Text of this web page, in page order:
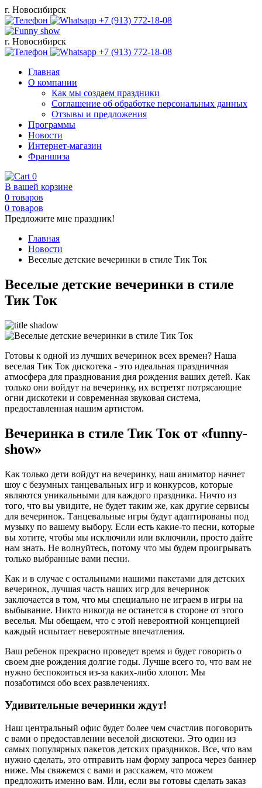
г. Новосибирск
+7 (913) 772-18-08
г. Новосибирск
+7 (913) 772-18-08
Главная
О компании
Как мы создаем праздники
Соглашение об обработке персональных данных
Отзывы и предложения
Программы
Новости
Интернет-магазин
Франшиза
0
В вашей корзине
0 товаров
0 товаров
Предложите мне праздник!
Главная
Новости
Веселые детские вечеринки в стиле Тик Ток
Веселые детские вечеринки в стиле
Тик Ток
Готовы к одной из лучших вечеринок всех времен? Наша
веселая Тик Ток дискотека - это идеальная праздничная
атмосфера для празднования дня рождения ваших детей. Как
только они войдут на вечеринку, их встретят потрясающие
огни дискотеки и современная звуковая система,
предоставленная нашим артистом.
Вечеринка в стиле Тик Ток от «funny-
show»
Как только дети войдут на вечеринку, наш аниматор начнет
шоу с безумных танцевальных игр и конкурсов, которые
являются уникальными для каждого праздника. Ничто из
того, что вы увидите, не будет таким же, как другие сервисы
для вечеринок. Танцевальные игры будут адаптированы под
музыку по вашему выбору. Если есть какие-то песни, которые
вы хотите, чтобы мы исключили или включили, просто дайте
нам знать. Не волнуйтесь, потому что мы будем проигрывать
только выбранные вами песни.
Как и в случае с остальными нашими пакетами для детских
вечеринок, лучшая часть наших игр для вечеринок
заключается в том, что мы специально не играем в игры на
выбывание. Никто никогда не останется в стороне от этого
веселья. Мы обещаем, что с этой невероятной концепцией
каждый испытает невероятные впечатления.
Ваш ребенок прекрасно проведет время и будет говорить о
своем дне рождения долгие годы. Лучше всего то, что вам не
нужно беспокоиться из-за каких-либо хлопот. Мы
позаботимся обо всех развлечениях.
Удивительные вечеринки ждут!
Наш центральный офис будет более чем счастлив поговорить
с вами о предоставлении веселой дискотеки. Это один из
самых популярных пакетов детских праздников. Все, что вам
нужно сделать, это отправить нам форму запроса через баннер
ниже. Мы свяжемся с вами и расскажем, что можем
предложить именно вам. Или, если вы готовы сделать заказ